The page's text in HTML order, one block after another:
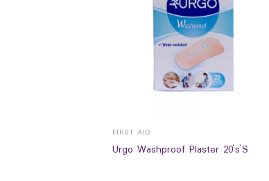
FIRST AID
Urgo Washproof Plaster 20`s`S